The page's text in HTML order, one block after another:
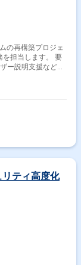
当します。 要
ー説明支援など、
れるポジションで
リティ高度化